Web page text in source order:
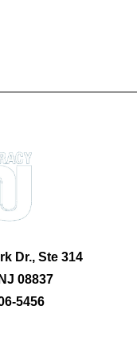
Dr., Ste 314
08837
5456